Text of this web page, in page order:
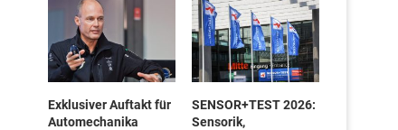
Exklusiver Auftakt für
Automechanika
SENSOR+TEST 2026:
Sensorik,